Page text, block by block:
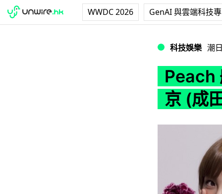
WWDC 2026 GenAI 與雲端科技
科技娛樂 潮
Peach
京 (成